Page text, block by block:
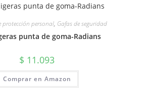
protección personal, Gafas de seguridad
punta de goma-Radians
$ 11.093
Comprar en Amazon